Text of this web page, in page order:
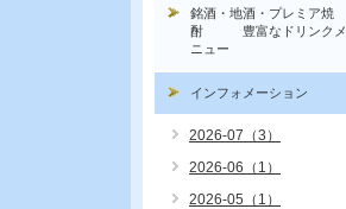
銘酒・地酒・プレミア焼
酎 豊富なドリンクメ
ニュー
インフォメーション
2026-07（3）
2026-06（1）
2026-05（1）